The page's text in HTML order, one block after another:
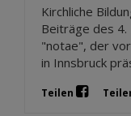
Kirchliche
Beiträge des
"notae", der
in Innsbruck
Teilen